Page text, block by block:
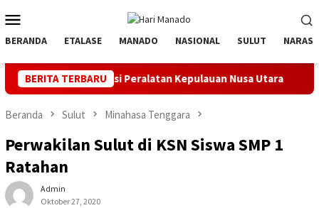
ke
kontenMobile
BERANDA ETALASE MANADO NASIONAL SULUT NARASI
BERITA TERBARU
Inspeksi Peralatan Kepulauan Nusa Utara PLN
Beranda Sulut Minahasa Tenggara
Perwakilan Sulut di KSN Siswa SMP 1
Ratahan
Admin
Oktober 27, 2020